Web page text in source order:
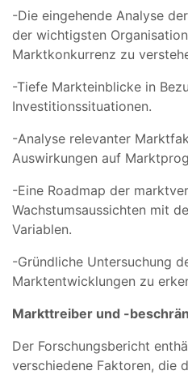
-Die eingehende Analyse
der wichtigsten
Marktkonkurrenz zu
-Tiefe Markteinblicke in
Investitionssituationen.
-Analyse relevanter
Auswirkungen auf
-Eine Roadmap der
Wachstumsaussichten mit
Variablen.
-Gründliche Untersuchung
Marktentwicklungen zu
Markttreiber und -
Der Forschungsbericht
verschiedene Faktoren, die